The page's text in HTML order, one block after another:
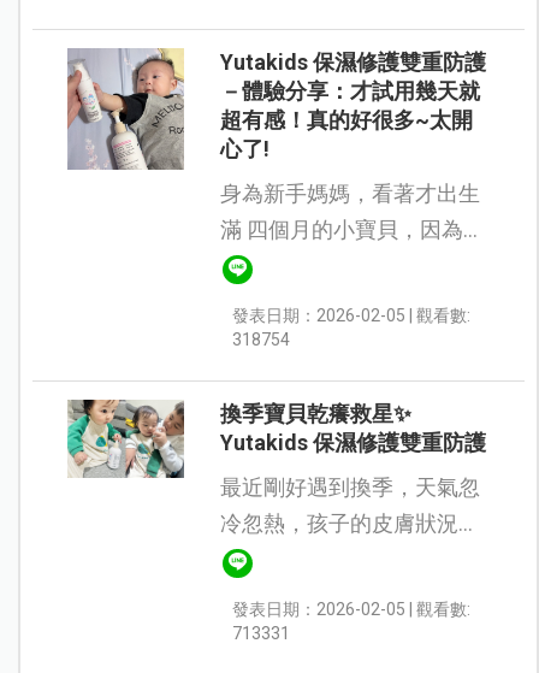
氣味，不會刺激...
Yutakids 保濕修護雙重防護
－體驗分享：才試用幾天就
超有感！真的好很多~太開
心了!
身為新手媽媽，看著才出生
滿 四個月的小寶貝，因為異
位性皮膚炎開始出現紅腫、
乾癢、粗糙的狀況，真的滿
是心疼。 睡夢中因為癢而不
甚至抓...
發表日期：2026-02-05 | 觀看數:
318754
換季寶貝乾癢救星✨
Yutakids 保濕修護雙重防護
最近剛好遇到換季，天氣忽
冷忽熱，孩子的皮膚狀況也
開始變得比較不穩定。家裡
三個孩子，每個人的膚況都
不太一樣，但只要有一個不
發表日期：2026-02-05 | 觀看數:
713331